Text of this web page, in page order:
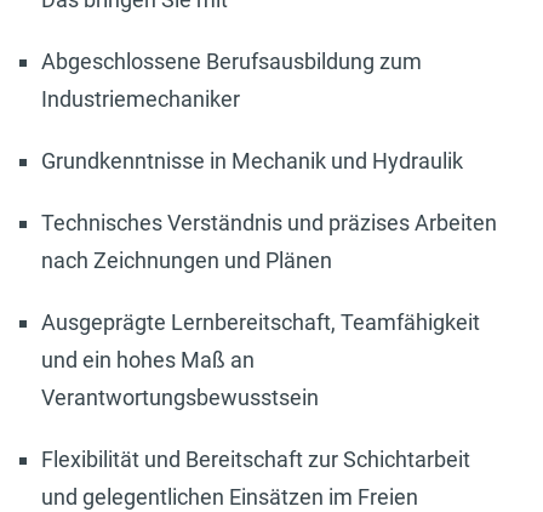
Abgeschlossene Berufsausbildung zum
Industriemechaniker
Grundkenntnisse in Mechanik und Hydraulik
Technisches Verständnis und präzises Arbeiten
nach Zeichnungen und Plänen
Ausgeprägte Lernbereitschaft, Teamfähigkeit
und ein hohes Maß an
Verantwortungsbewusstsein
Flexibilität und Bereitschaft zur Schichtarbeit
und gelegentlichen Einsätzen im Freien